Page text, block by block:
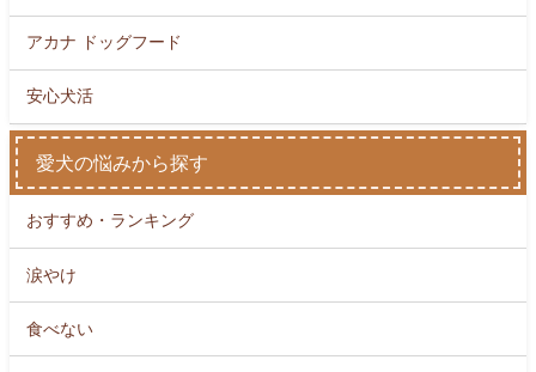
アカナ ドッグフード
安心犬活
愛犬の悩みから探す
おすすめ・ランキング
涙やけ
食べない